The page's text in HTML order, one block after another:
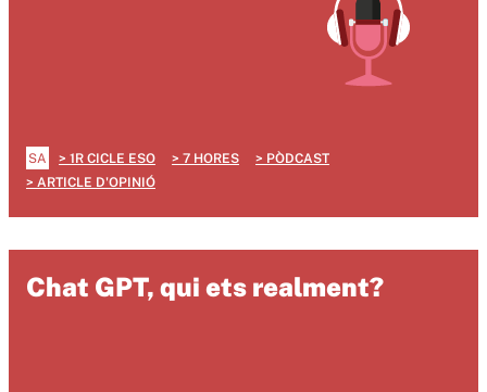
SA 1R CICLE ESO 7 HORES
PÒDCAST
ARTICLE D'OPINIÓ
Chat GPT, qui ets realment?